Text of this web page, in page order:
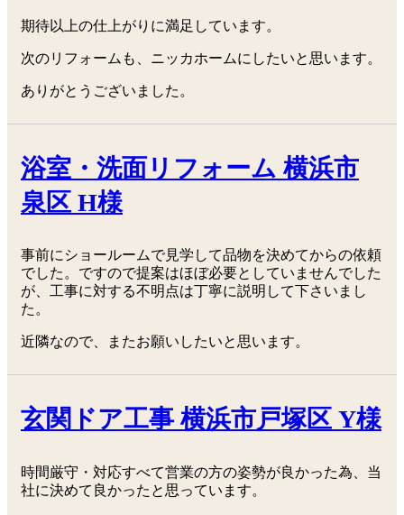
期待以上の仕上がりに満足しています。
次のリフォームも、ニッカホームにしたいと思います。
ありがとうございました。
浴室・洗面リフォーム 横浜市
泉区 H様
事前にショールームで見学して品物を決めてからの依頼
でした。ですので提案はほぼ必要としていませんでした
が、工事に対する不明点は丁寧に説明して下さいまし
た。
近隣なので、またお願いしたいと思います。
玄関ドア工事 横浜市戸塚区 Y様
時間厳守・対応すべて営業の方の姿勢が良かった為、当
社に決めて良かったと思っています。